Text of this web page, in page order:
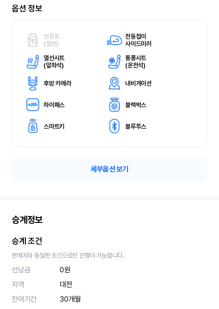
옵션 정보
썬루프
(일반)
전동접이
사이드미러
열선시트
(앞좌석)
통풍시트
(운전석)
후방 카메라 내비게이션
하이패스 블랙박스
스마트키 블루투스
세부옵션 보기
승계정보
승계 조건
판매자와 동일한 조건으로만 진행이 가능합니다.
선납금
0원
지역
대전
잔여기간
30개월